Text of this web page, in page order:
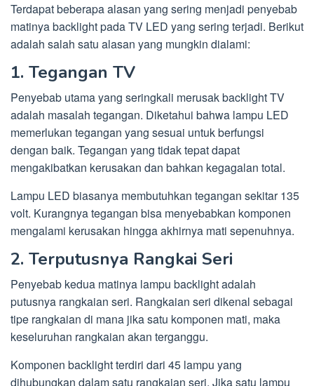
Terdapat beberapa alasan yang sering menjadi penyebab
matinya backlight pada TV LED yang sering terjadi. Berikut
adalah salah satu alasan yang mungkin dialami:
1. Tegangan TV
Penyebab utama yang seringkali merusak backlight TV
adalah masalah tegangan. Diketahui bahwa lampu LED
memerlukan tegangan yang sesuai untuk berfungsi
dengan baik. Tegangan yang tidak tepat dapat
mengakibatkan kerusakan dan bahkan kegagalan total.
Lampu LED biasanya membutuhkan tegangan sekitar 135
volt. Kurangnya tegangan bisa menyebabkan komponen
mengalami kerusakan hingga akhirnya mati sepenuhnya.
2. Terputusnya Rangkai Seri
Penyebab kedua matinya lampu backlight adalah
putusnya rangkaian seri. Rangkaian seri dikenal sebagai
tipe rangkaian di mana jika satu komponen mati, maka
keseluruhan rangkaian akan terganggu.
Komponen backlight terdiri dari 45 lampu yang
dihubungkan dalam satu rangkaian seri. Jika satu lampu